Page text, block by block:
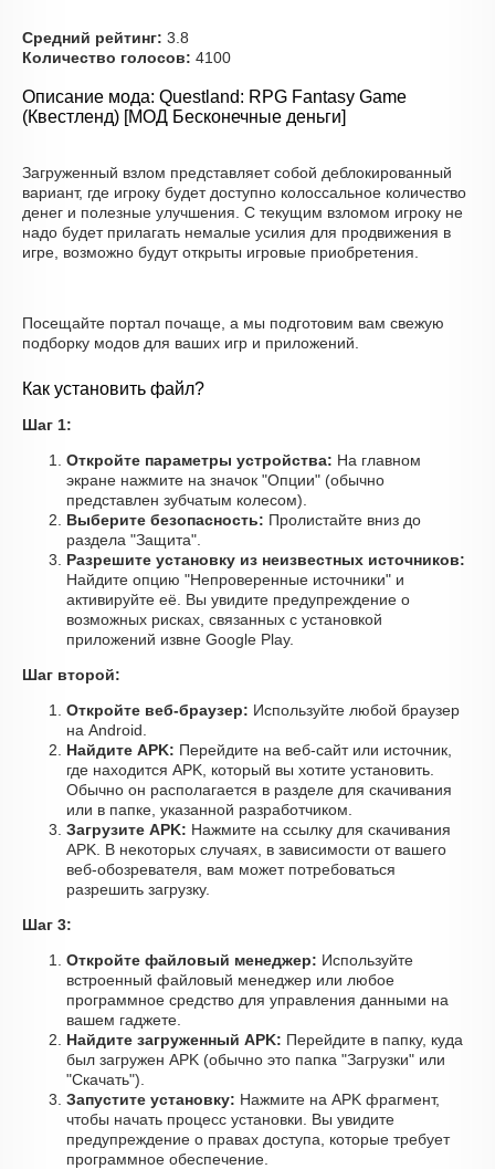
Средний рейтинг: 3.8
Количество голосов: 4100
Описание мода: Questland: RPG Fantasy Game
(Квестленд) [МОД Бесконечные деньги]
Загруженный взлом представляет собой деблокированный
вариант, где игроку будет доступно колоссальное количество
денег и полезные улучшения. С текущим взломом игроку не
надо будет прилагать немалые усилия для продвижения в
игре, возможно будут открыты игровые приобретения.
Посещайте портал почаще, а мы подготовим вам свежую
подборку модов для ваших игр и приложений.
Как установить файл?
Шаг 1:
Откройте параметры устройства: На главном
экране нажмите на значок "Опции" (обычно
представлен зубчатым колесом).
Выберите безопасность: Пролистайте вниз до
раздела "Защита".
Разрешите установку из неизвестных источников:
Найдите опцию "Непроверенные источники" и
активируйте её. Вы увидите предупреждение о
возможных рисках, связанных с установкой
приложений извне Google Play.
Шаг второй:
Откройте веб-браузер: Используйте любой браузер
на Android.
Найдите APK: Перейдите на веб-сайт или источник,
где находится APK, который вы хотите установить.
Обычно он располагается в разделе для скачивания
или в папке, указанной разработчиком.
Загрузите APK: Нажмите на ссылку для скачивания
APK. В некоторых случаях, в зависимости от вашего
веб-обозревателя, вам может потребоваться
разрешить загрузку.
Шаг 3:
Откройте файловый менеджер: Используйте
встроенный файловый менеджер или любое
программное средство для управления данными на
вашем гаджете.
Найдите загруженный APK: Перейдите в папку, куда
был загружен APK (обычно это папка "Загрузки" или
"Скачать").
Запустите установку: Нажмите на APK фрагмент,
чтобы начать процесс установки. Вы увидите
предупреждение о правах доступа, которые требует
программное обеспечение.